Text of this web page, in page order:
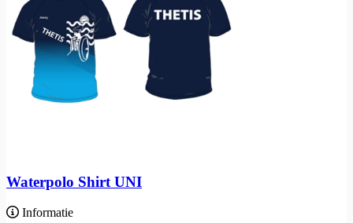
Waterpolo Shirt UNI
Informatie